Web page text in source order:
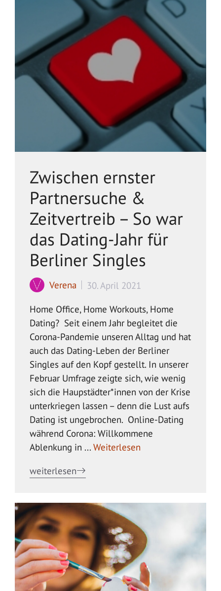
Zwischen ernster
Partnersuche &
Zeitvertreib – So war
das Dating-Jahr für
Berliner Singles
Verena
30. April 2021
Home Office, Home Workouts, Home
Dating? Seit einem Jahr begleitet die
Corona-Pandemie unseren Alltag und hat
auch das Dating-Leben der Berliner
Singles auf den Kopf gestellt. In unserer
Februar Umfrage zeigte sich, wie wenig
sich die Haupstädter*innen von der Krise
unterkriegen lassen – denn die Lust aufs
Dating ist ungebrochen. Online-Dating
während Corona: Willkommene
Ablenkung in ... Weiterlesen
weiterlesen